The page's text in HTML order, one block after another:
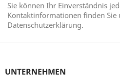
Sie können Ihr Einverständnis
Kontaktinformationen finden Sie
Datenschutzerklärung.
UNTERNEHMEN